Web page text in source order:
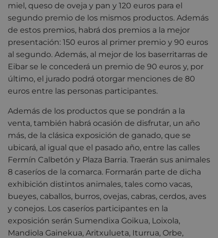
miel, queso de oveja y pan y 120 euros para el
segundo premio de los mismos productos. Además
de estos premios, habrá dos premios a la mejor
presentación: 150 euros al primer premio y 90 euros
al segundo. Además, al mejor de los baserritarras de
Eibar se le concederá un premio de 90 euros y, por
último, el jurado podrá otorgar menciones de 80
euros entre las personas participantes.
Además de los productos que se pondrán a la
venta, también habrá ocasión de disfrutar, un año
más, de la clásica exposición de ganado, que se
ubicará, al igual que el pasado año, entre las calles
Fermín Calbetón y Plaza Barria. Traerán sus animales
8 caseríos de la comarca. Formarán parte de dicha
exhibición distintos animales, tales como vacas,
bueyes, caballos, burros, ovejas, cabras, cerdos, aves
y conejos. Los caseríos participantes en la
exposición serán Sumendixa Goikua, Loixola,
Mandiola Gainekua, Aritxulueta, Iturrua, Orbe,